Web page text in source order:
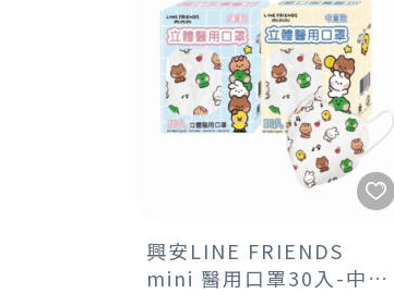
✅不含乳糖、蔗糖，低
GI(GI=46.5)，糖尿病腎病變患者也
可使用
興安LINE FRIENDS
mini 醫用口罩30入-中